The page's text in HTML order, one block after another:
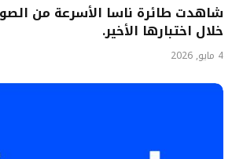
شاهدت طائرة ناسا الأسرعة من
خلال اختبارها الأخير.
4 مايو, 2026